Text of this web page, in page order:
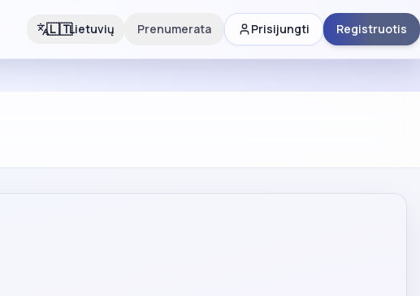
🇱🇹Lietuvių Prenumerata Prisijungti Registruotis